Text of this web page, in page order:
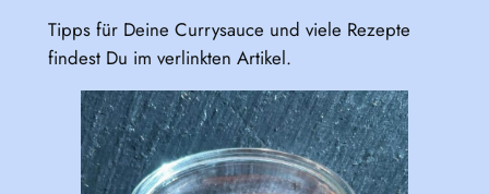
Tipps für Deine Currysauce und viele Rezepte
findest Du im verlinkten Artikel.